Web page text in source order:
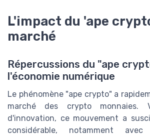
L'impact du 'ape
marché
Répercussions du "ape
l'économie numérique
Le phénomène "ape crypto" a
marché des crypto monnaies.
d'innovation, ce mouvement a
considérable, notamment